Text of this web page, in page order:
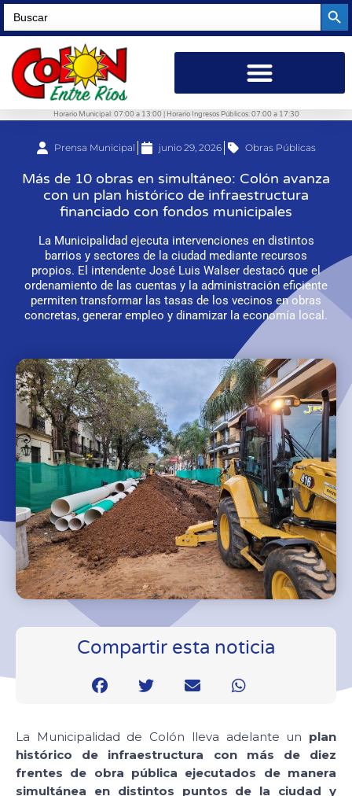
Search
for:
Horario Municipal: 07:00 a 13:00 | Horario Ingresos Públicos: 07:00 a 17:30
Prensa Municipal junio 29, 2026 Obras Públicas
Más de 10 obras en simultáneo: Colón avanza
con un plan histórico de infraestructura
financiado con fondos municipales
La Municipalidad ejecuta intervenciones en distintos
barrios y sectores de la ciudad mediante recursos
propios. El intendente José Luis Walser destacó que el
ordenamiento de las cuentas y la administración eficiente
permiten transformar las tasas de los vecinos en obras
concretas, generar empleo y dinamizar la economía local.
Compartir esta noticia
La Municipalidad de Colón lleva adelante un plan
histórico de infraestructura con más de diez
frentes de obra pública ejecutados de manera
simultánea en distintos puntos de la ciudad y